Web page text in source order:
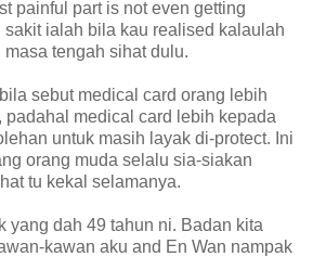
painful part is not even getting
sakit ialah bila kau realised kalaulah
tengah sihat dulu.
sebut medical card orang lebih
padahal medical card lebih kepada
untuk masih layak di-protect. Ini
orang muda selalu sia-siakan
tu kekal selamanya.
yang dah 49 tahun ni. Badan kita
kawan aku and En Wan nampak